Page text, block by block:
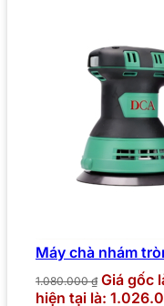
Máy chà nhám
1.080.000₫ Giá gốc
hiện tại là: